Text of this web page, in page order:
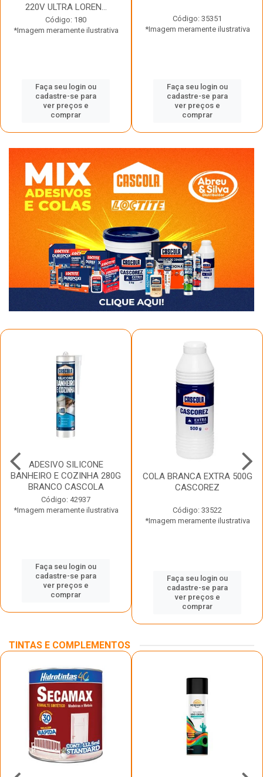
220V ULTRA LOREN...
Código: 180
*Imagem meramente ilustrativa
Faça seu login ou
cadastre-se para
ver preços e
comprar
Código: 35351
*Imagem meramente ilustrativa
Faça seu login ou
cadastre-se para
ver preços e
comprar
ADESIVO SILICONE
BANHEIRO E COZINHA 280G
BRANCO CASCOLA
Código: 42937
*Imagem meramente ilustrativa
Faça seu login ou
cadastre-se para
ver preços e
comprar
COLA BRANCA EXTRA 500G
CASCOREZ
Código: 33522
*Imagem meramente ilustrativa
Faça seu login ou
cadastre-se para
ver preços e
comprar
TINTAS E COMPLEMENTOS